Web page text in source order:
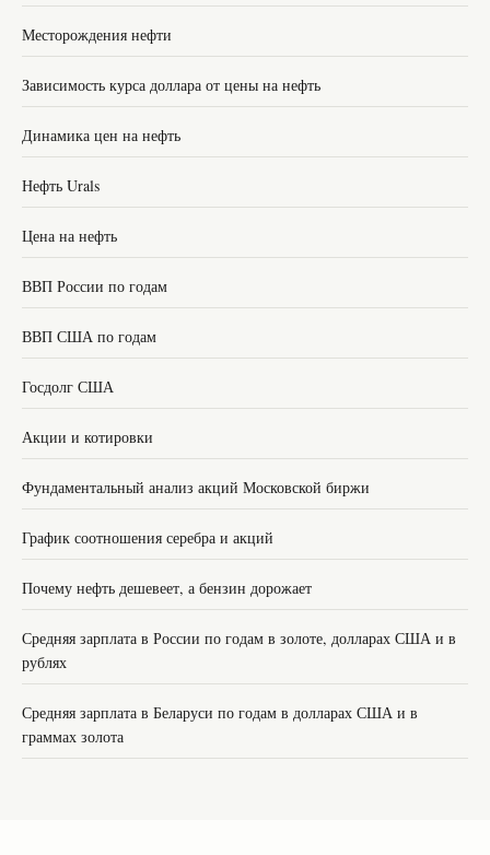
Месторождения нефти
Зависимость курса доллара от цены на нефть
Динамика цен на нефть
Нефть Urals
Цена на нефть
ВВП России по годам
ВВП США по годам
Госдолг США
Акции и котировки
Фундаментальный анализ акций Московской биржи
График соотношения серебра и акций
Почему нефть дешевеет, а бензин дорожает
Средняя зарплата в России по годам в золоте, долларах США и в
рублях
Средняя зарплата в Беларуси по годам в долларах США и в
граммах золота